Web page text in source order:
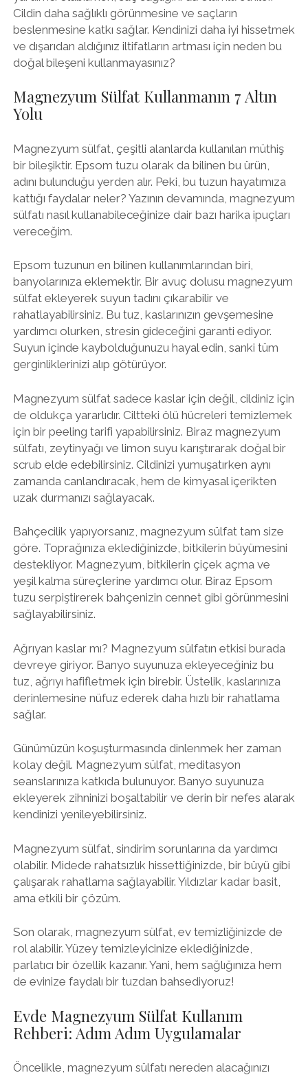
Cildin daha sağlıklı görünmesine ve saçların
beslenmesine katkı sağlar. Kendinizi daha iyi hissetmek
ve dışarıdan aldığınız iltifatların artması için neden bu
doğal bileşeni kullanmayasınız?
Magnezyum Sülfat Kullanmanın 7 Altın
Yolu
Magnezyum sülfat, çeşitli alanlarda kullanılan müthiş
bir bileşiktir. Epsom tuzu olarak da bilinen bu ürün,
adını bulunduğu yerden alır. Peki, bu tuzun hayatımıza
kattığı faydalar neler? Yazının devamında, magnezyum
sülfatı nasıl kullanabileceğinize dair bazı harika ipuçları
vereceğim.
Epsom tuzunun en bilinen kullanımlarından biri,
banyolarınıza eklemektir. Bir avuç dolusu magnezyum
sülfat ekleyerek suyun tadını çıkarabilir ve
rahatlayabilirsiniz. Bu tuz, kaslarınızın gevşemesine
yardımcı olurken, stresin gideceğini garanti ediyor.
Suyun içinde kaybolduğunuzu hayal edin, sanki tüm
gerginliklerinizi alıp götürüyor.
Magnezyum sülfat sadece kaslar için değil, cildiniz için
de oldukça yararlıdır. Ciltteki ölü hücreleri temizlemek
için bir peeling tarifi yapabilirsiniz. Biraz magnezyum
sülfatı, zeytinyağı ve limon suyu karıştırarak doğal bir
scrub elde edebilirsiniz. Cildinizi yumuşatırken aynı
zamanda canlandıracak, hem de kimyasal içerikten
uzak durmanızı sağlayacak.
Bahçecilik yapıyorsanız, magnezyum sülfat tam size
göre. Toprağınıza eklediğinizde, bitkilerin büyümesini
destekliyor. Magnezyum, bitkilerin çiçek açma ve
yeşil kalma süreçlerine yardımcı olur. Biraz Epsom
tuzu serpiştirerek bahçenizin cennet gibi görünmesini
sağlayabilirsiniz.
Ağrıyan kaslar mı? Magnezyum sülfatın etkisi burada
devreye giriyor. Banyo suyunuza ekleyeceğiniz bu
tuz, ağrıyı hafifletmek için birebir. Üstelik, kaslarınıza
derinlemesine nüfuz ederek daha hızlı bir rahatlama
sağlar.
Günümüzün koşuşturmasında dinlenmek her zaman
kolay değil. Magnezyum sülfat, meditasyon
seanslarınıza katkıda bulunuyor. Banyo suyunuza
ekleyerek zihninizi boşaltabilir ve derin bir nefes alarak
kendinizi yenileyebilirsiniz.
Magnezyum sülfat, sindirim sorunlarına da yardımcı
olabilir. Midede rahatsızlık hissettiğinizde, bir büyü gibi
çalışarak rahatlama sağlayabilir. Yıldızlar kadar basit,
ama etkili bir çözüm.
Son olarak, magnezyum sülfat, ev temizliğinizde de
rol alabilir. Yüzey temizleyicinize eklediğinizde,
parlatıcı bir özellik kazanır. Yani, hem sağlığınıza hem
de evinize faydalı bir tuzdan bahsediyoruz!
Evde Magnezyum Sülfat Kullanım
Rehberi: Adım Adım Uygulamalar
Öncelikle, magnezyum sülfatı nereden alacağınızı